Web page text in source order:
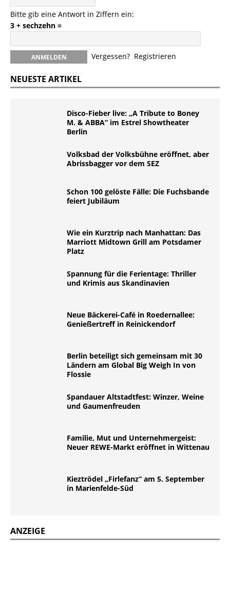
Bitte gib eine Antwort in Ziffern ein:
3 + sechzehn =
Vergessen? Registrieren
NEUESTE ARTIKEL
Disco-Fieber live: „A Tribute to Boney
M. & ABBA“ im Estrel Showtheater
Berlin
Volksbad der Volksbühne eröffnet, aber
Abrissbagger vor dem SEZ
Schon 100 gelöste Fälle: Die Fuchsbande
feiert Jubiläum
Wie ein Kurztrip nach Manhattan: Das
Marriott Midtown Grill am Potsdamer
Platz
Spannung für die Ferientage: Thriller
und Krimis aus Skandinavien
Neue Bäckerei-Café in Roedernallee:
Genießertreff in Reinickendorf
Berlin beteiligt sich gemeinsam mit 30
Ländern am Global Big Weigh In von
Flossie
Spandauer Altstadtfest: Winzer, Weine
und Gaumenfreuden
Familie, Mut und Unternehmergeist:
Neuer REWE-Markt eröffnet in Wittenau
Kieztrödel „Firlefanz“ am 5. September
in Marienfelde-Süd
ANZEIGE